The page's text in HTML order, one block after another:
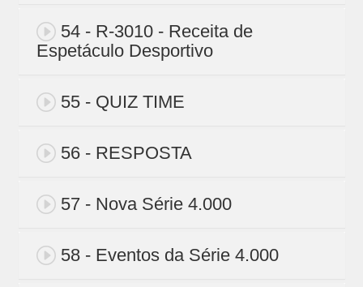
54 - R-3010 - Receita de
Espetáculo Desportivo
55 - QUIZ TIME
56 - RESPOSTA
57 - Nova Série 4.000
58 - Eventos da Série 4.000